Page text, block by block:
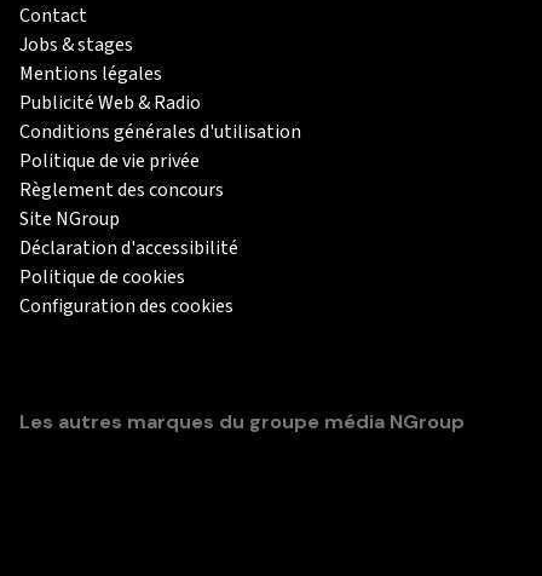
Contact
Jobs & stages
Mentions légales
Publicité Web & Radio
Conditions générales d'utilisation
Politique de vie privée
Règlement des concours
Site NGroup
Déclaration d'accessibilité
Politique de cookies
Configuration des cookies
Les autres marques du groupe média NGroup